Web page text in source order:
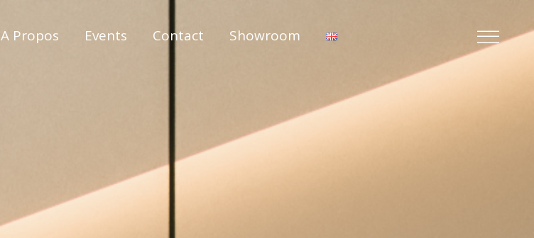
A Propos Events Contact Showroom